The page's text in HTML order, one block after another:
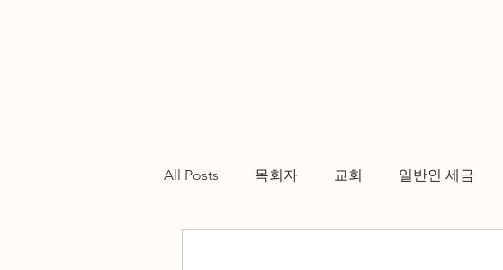
All Posts 목회자 교회 일반인 세금